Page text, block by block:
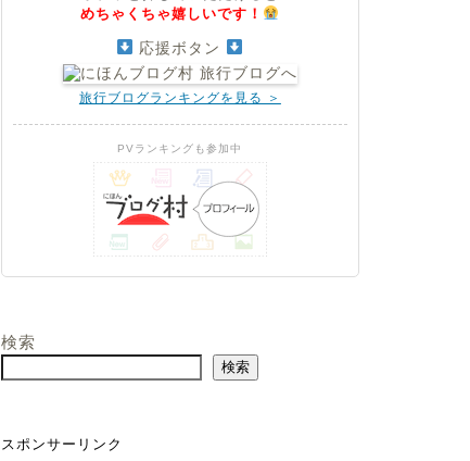
めちゃくちゃ嬉しいです！
応援ボタン
旅行ブログランキングを見る ＞
PVランキングも参加中
検索
検索
スポンサーリンク